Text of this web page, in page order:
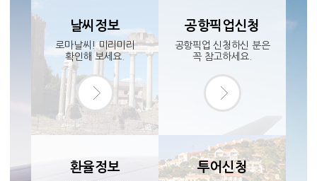
날씨정보
로마날씨! 미리미리
확인해 보세요.
공항픽업신청
공항픽업 신청하신 분은
꼭 참고하세요.
환율정보 투어신청